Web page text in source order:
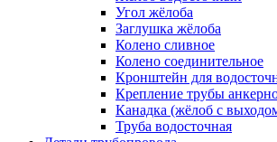
Угол жёлоба
Заглушка жёлоба
Колено сливное
Колено соединительное
Кронштейн для
Крепление трубы
Канадка (жёлоб с
Труба водосточная